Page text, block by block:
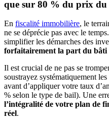
que sur 80 % du prix du
En fiscalité immobilière, le
ne se déprécie pas avec le
simplifier les démarches des
forfaitairement la part du bâti
Il est crucial de ne pas se
soustrayez systématiquement
avant d’appliquer votre taux
% selon le type de bail). Une
l’intégralité de votre plan de
réel.